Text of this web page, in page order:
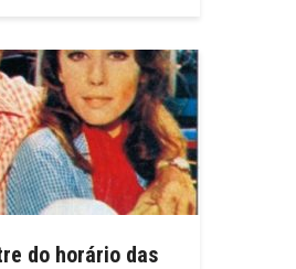
do horário das